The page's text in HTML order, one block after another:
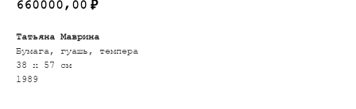
660000,00 ₽
Татьяна Маврина
Бумага, гуашь, темпера
38 х 57 см
1989